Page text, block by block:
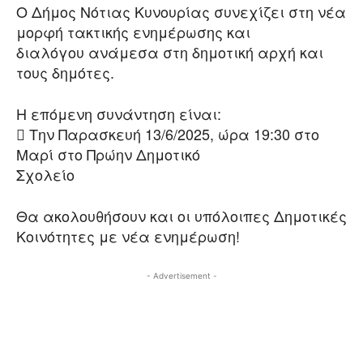
Ο Δήμος Νότιας Κυνουρίας συνεχίζει στη νέα
μορφή τακτικής ενημέρωσης και
διαλόγου ανάμεσα στη δημοτική αρχή και
τους δημότες.
Η επόμενη συνάντηση είναι:
 Την Παρασκευή 13/6/2025, ώρα 19:30 στο
Μαρί στο Πρώην Δημοτικό
Σχολείο
Θα ακολουθήσουν και οι υπόλοιπες Δημοτικές
Κοινότητες με νέα ενημέρωση!
- Advertisement -